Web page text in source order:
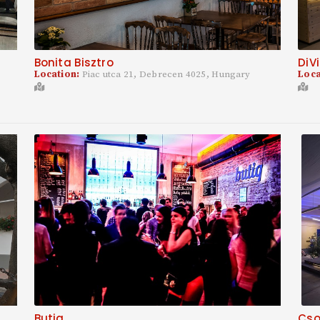
Bonita Bisztro
Location: Piac utca 21, Debrecen 4025, Hungary